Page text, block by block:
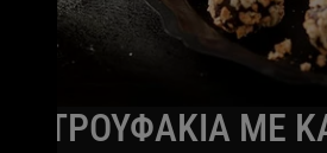
ΤΡΟΥΦΑΚΙΑ ΜΕ